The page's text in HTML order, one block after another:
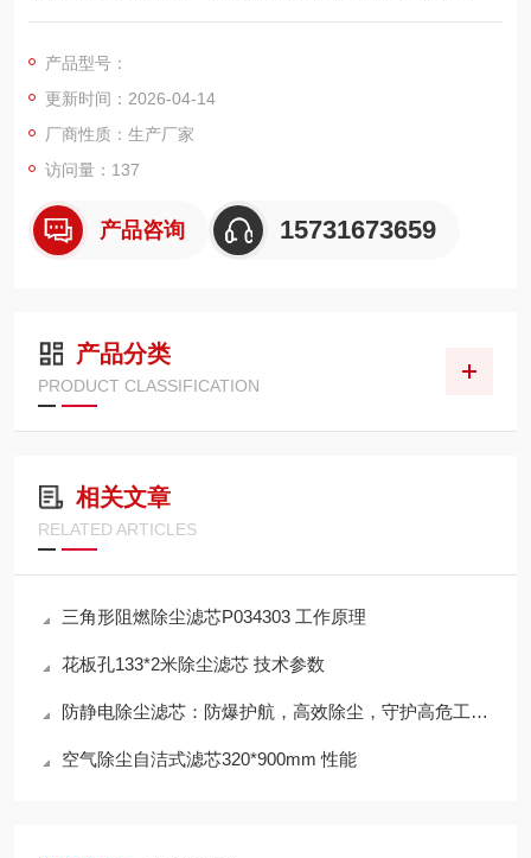
径 320mm、高度 900mm，采用桶式折叠结构与优质聚酯无纺布
尘器、通风净化设备使用。
产品型号：
更新时间：2026-04-14
厂商性质：生产厂家
访问量：137
产品咨询 15731673659
产品分类
PRODUCT CLASSIFICATION
相关文章
RELATED ARTICLES
三角形阻燃除尘滤芯P034303 工作原理
花板孔133*2米除尘滤芯 技术参数
防静电除尘滤芯：防爆护航，高效除尘，守护高危工况安全
空气除尘自洁式滤芯320*900mm 性能